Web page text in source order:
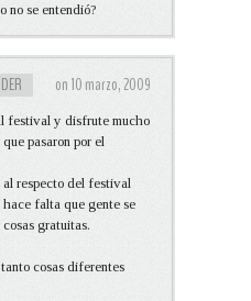
no se entendió?
on 10 marzo, 2009
festival y disfrute mucho
pasaron por el
al respecto del festival
falta que gente se
gratuitas.
cosas diferentes